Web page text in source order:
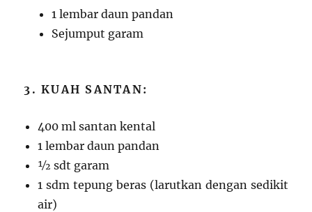
1 lembar daun pandan
Sejumput garam
3. KUAH SANTAN:
400 ml santan kental
1 lembar daun pandan
½ sdt garam
1 sdm tepung beras (larutkan dengan sedikit
air)